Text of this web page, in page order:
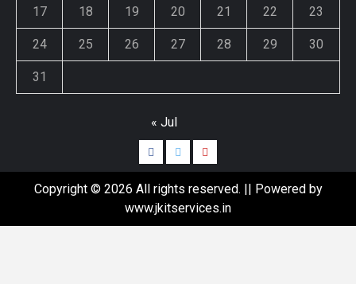
17 18 19 20 21 22 23
24 25 26 27 28 29 30
31
« Jul
Copyright © 2026 All rights reserved. || Powered by
www.jkitservices.in